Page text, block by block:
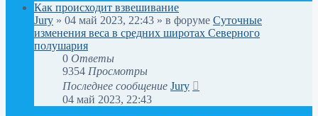
Как происходит взвешивание
Jury » 04 май 2023, 22:43 » в форуме Суточные
изменения веса в средних широтах Северного
полушария
0 Ответы
9354 Просмотры
Последнее сообщение Jury
04 май 2023, 22:43